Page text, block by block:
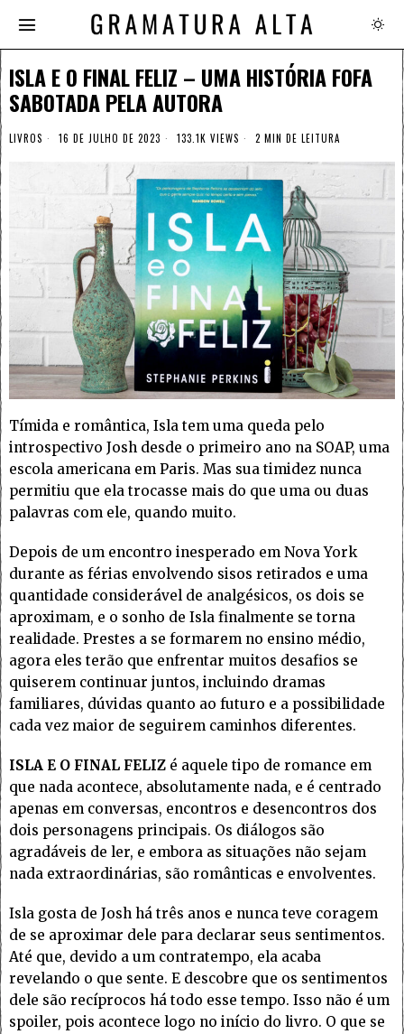
ISLA E O FINAL FELIZ – UMA HISTÓRIA FOFA
SABOTADA PELA AUTORA
LIVROS 16 DE JULHO DE 2023 133.1K VIEWS 2 MIN DE LEITURA
Tímida e romântica, Isla tem uma queda pelo
introspectivo Josh desde o primeiro ano na SOAP, uma
escola americana em Paris. Mas sua timidez nunca
permitiu que ela trocasse mais do que uma ou duas
palavras com ele, quando muito.
Depois de um encontro inesperado em Nova York
durante as férias envolvendo sisos retirados e uma
quantidade considerável de analgésicos, os dois se
aproximam, e o sonho de Isla finalmente se torna
realidade. Prestes a se formarem no ensino médio,
agora eles terão que enfrentar muitos desafios se
quiserem continuar juntos, incluindo dramas
familiares, dúvidas quanto ao futuro e a possibilidade
cada vez maior de seguirem caminhos diferentes.
ISLA E O FINAL FELIZ é aquele tipo de romance em
que nada acontece, absolutamente nada, e é centrado
apenas em conversas, encontros e desencontros dos
dois personagens principais. Os diálogos são
agradáveis de ler, e embora as situações não sejam
nada extraordinárias, são românticas e envolventes.
Isla gosta de Josh há três anos e nunca teve coragem
de se aproximar dele para declarar seus sentimentos.
Até que, devido a um contratempo, ela acaba
revelando o que sente. E descobre que os sentimentos
dele são recíprocos há todo esse tempo. Isso não é um
spoiler, pois acontece logo no início do livro. O que se